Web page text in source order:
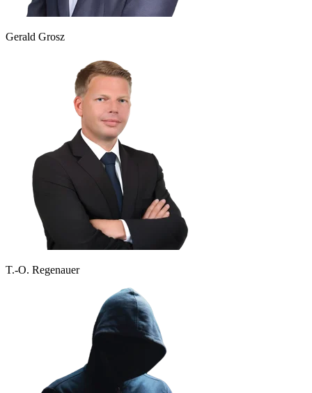
Gerald Grosz
T.-O. Regenauer